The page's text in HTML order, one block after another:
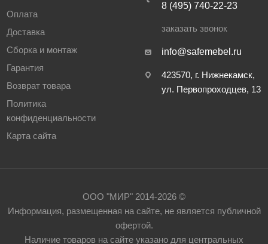
Оплата
Доставка
Сборка и монтаж
Гарантия
Возврат товара
Политика
конфиденциальности
Карта сайта
8 (495) 740-22-23
заказать звонок
info@safemebel.ru
423570, г. Нижнекамск,
ул. Первопроходцев, 13
ООО "МИР" 2014-2026 ©
Информация, размещенная на сайте, не является публичной
офертой.
Наличие товаров на сайте указано для центральных